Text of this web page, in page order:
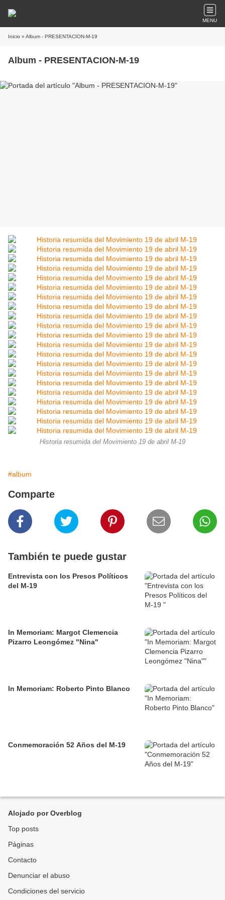
MENU
Inicio » Album - PRESENTACION-M-19
Album - PRESENTACION-M-19
Historia resumida del Movimiento 19 de abril M-19
#album
Comparte
También te puede gustar
Entrevista con los Presos Políticos
del M-19
In Memoriam: Margot Clemencia
Pizarro Leongómez "Nina"
In Memoriam: Roberto Pinto Blanco
Conmemoración 52 Años del M-19
Alojado por Overblog
Top posts
Páginas
Contacto
Denunciar el abuso
Condiciones del servicio